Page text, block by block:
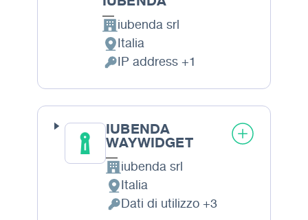
Azienda:
iubenda srl
Luogo del trattamento:
Italia
Dati Personali trattati:
IP address +1
IUBENDA
WAYWIDGET
Azienda:
iubenda srl
Luogo del trattamento:
Italia
Dati Personali trattati:
Dati di utilizzo +3